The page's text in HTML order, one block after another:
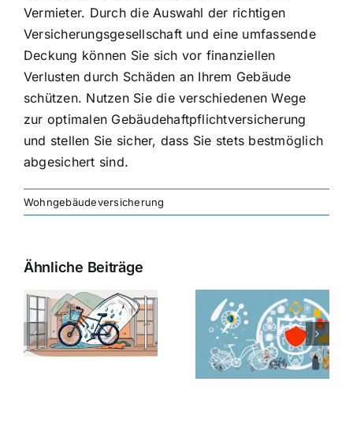
Vermieter. Durch die Auswahl der richtigen
Versicherungsgesellschaft und eine umfassende
Deckung können Sie sich vor finanziellen
Verlusten durch Schäden an Ihrem Gebäude
schützen. Nutzen Sie die verschiedenen Wege
zur optimalen Gebäudehaftpflichtversicherung
und stellen Sie sicher, dass Sie stets bestmöglich
abgesichert sind.
Wohngebäudeversicherung
Ähnliche Beiträge